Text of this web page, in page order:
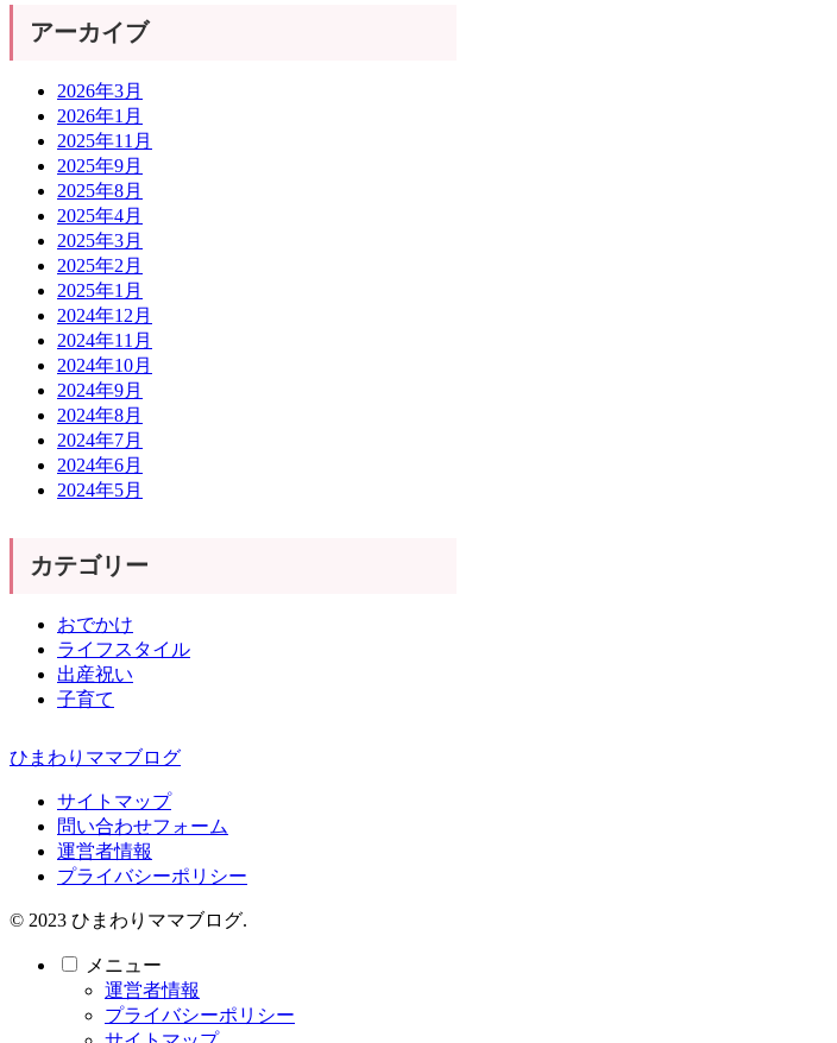
アーカイブ
2026年3月
2026年1月
2025年11月
2025年9月
2025年8月
2025年4月
2025年3月
2025年2月
2025年1月
2024年12月
2024年11月
2024年10月
2024年9月
2024年8月
2024年7月
2024年6月
2024年5月
カテゴリー
おでかけ
ライフスタイル
出産祝い
子育て
ひまわりママブログ
サイトマップ
問い合わせフォーム
運営者情報
プライバシーポリシー
© 2023 ひまわりママブログ.
メニュー
運営者情報
プライバシーポリシー